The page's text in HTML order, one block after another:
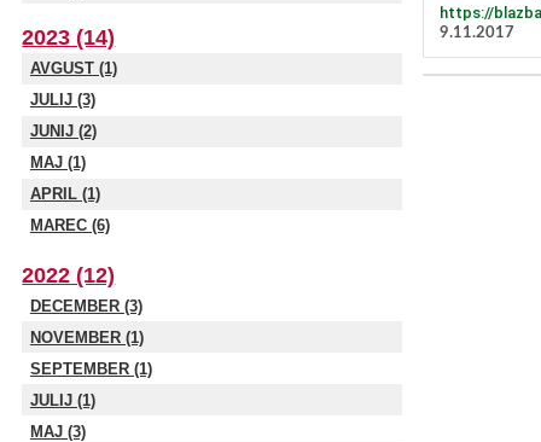
2023 (14)
AVGUST (1)
JULIJ (3)
JUNIJ (2)
MAJ (1)
APRIL (1)
MAREC (6)
2022 (12)
DECEMBER (3)
NOVEMBER (1)
SEPTEMBER (1)
JULIJ (1)
MAJ (3)
https://
9.11.2017